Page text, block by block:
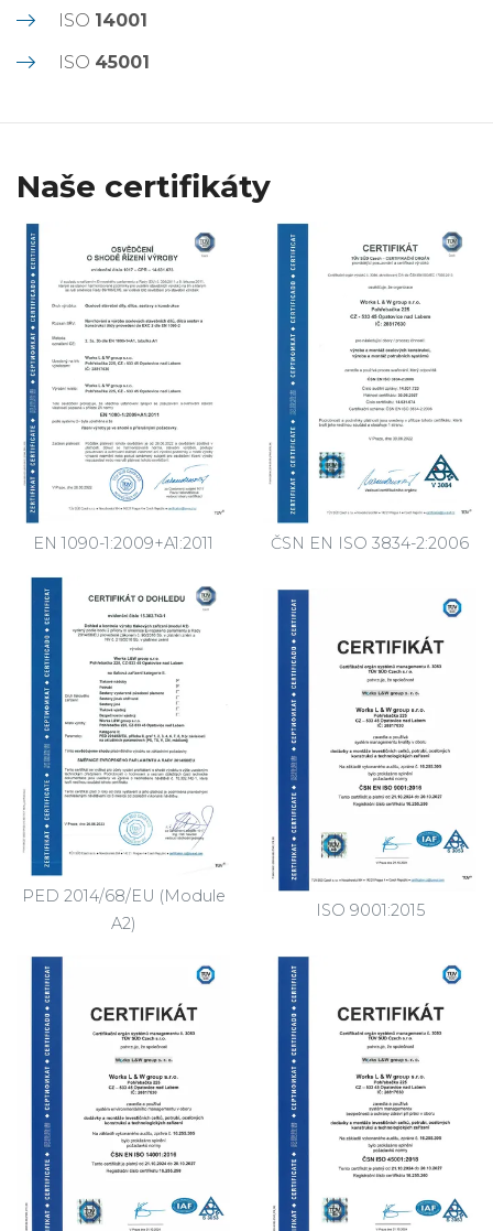
ISO 14001
ISO 45001
Naše certifikáty
EN 1090-1:2009+A1:2011 ČSN EN ISO 3834-2:2006
PED 2014/68/EU (Module
A2)
ISO 9001:2015